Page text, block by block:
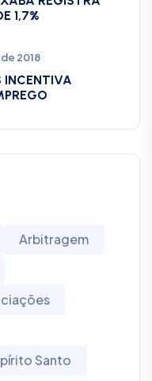
1,7%
2018
INCENTIVA
Arbitragem
Santo